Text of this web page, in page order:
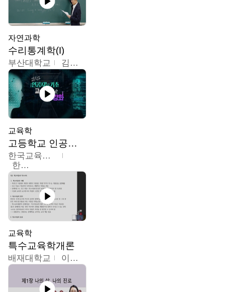
자연과학
수리통계학(I)
부산대학교 김충락
교육학
고등학교 인공지능 기초 교수ㆍ학습 역량 강화
한국교육학술정보원
한국교육학술정보원
교육학
특수교육학개론
배재대학교 이현주